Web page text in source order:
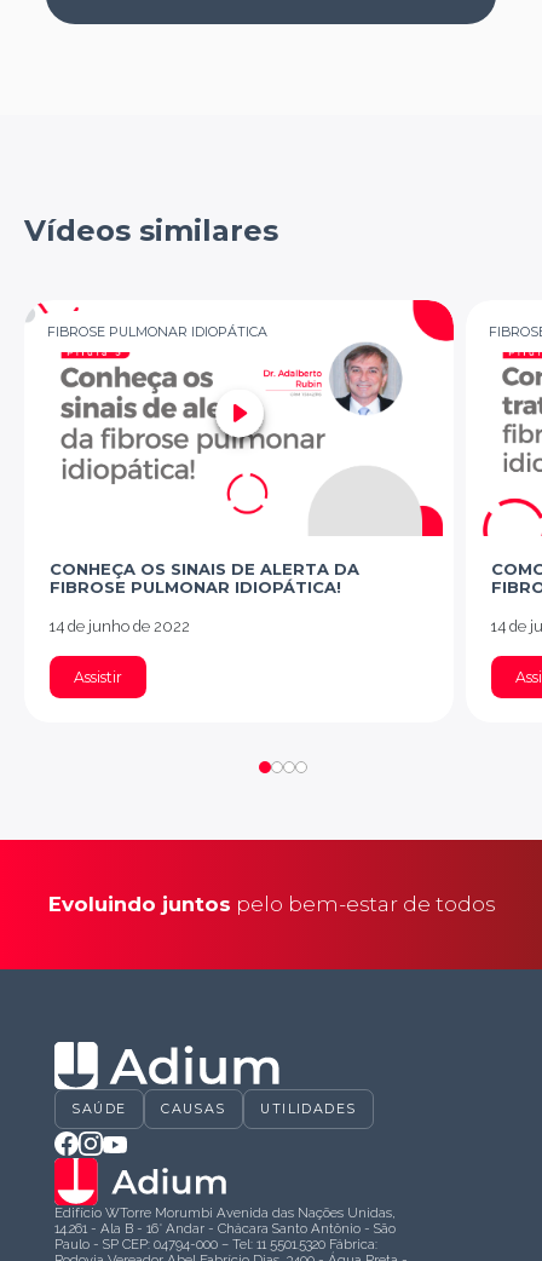
Vídeos similares
FIBROSE PULMONAR IDIOPÁTICA
CONHEÇA OS SINAIS DE ALERTA DA
FIBROSE PULMONAR IDIOPÁTICA!
14 de junho de 2022
Assistir
14 de
Evoluindo juntos pelo bem-estar de todos
SAÚDE CAUSAS UTILIDADES
Edifício WTorre Morumbi Avenida das Nações Unidas,
14.261 - Ala B - 16° Andar - Chácara Santo Antônio - São
Paulo - SP CEP: 04794-000 – Tel: 11 5501.5320 Fábrica: